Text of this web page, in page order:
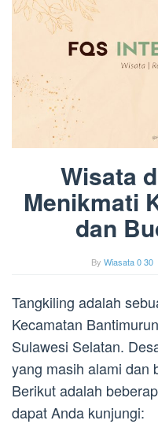
Wisata
Menikmati
dan
By Wiasata 0 30
Tangkiling adalah
Kecamatan
Sulawesi Selatan.
yang masih alami dan
Berikut adalah
dapat Anda kunjungi: